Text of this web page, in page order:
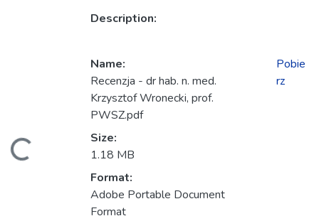
Description:
Name:
Recenzja - dr hab. n. med.
Krzysztof Wronecki, prof.
PWSZ.pdf
Size:
1.18 MB
Format:
Adobe Portable Document
Format
Pobie
rz